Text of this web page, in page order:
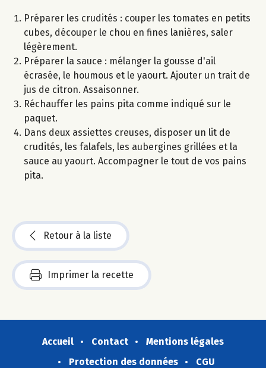
Préparer les crudités : couper les tomates en petits
cubes, découper le chou en fines lanières, saler
légèrement.
Préparer la sauce : mélanger la gousse d'ail
écrasée, le houmous et le yaourt. Ajouter un trait de
jus de citron. Assaisonner.
Réchauffer les pains pita comme indiqué sur le
paquet.
Dans deux assiettes creuses, disposer un lit de
crudités, les falafels, les aubergines grillées et la
sauce au yaourt. Accompagner le tout de vos pains
pita.
Retour à la liste
Imprimer la recette
Accueil Contact
Mentions légales
Protection des données
CGU